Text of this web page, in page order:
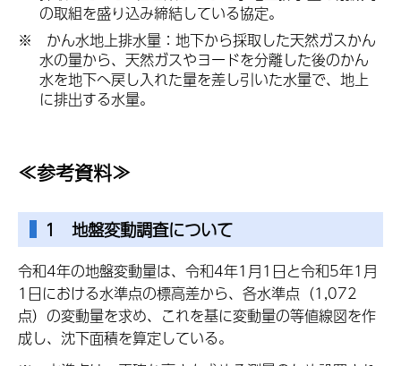
の取組を盛り込み締結している協定。
※ かん水地上排水量：地下から採取した天然ガスかん
水の量から、天然ガスやヨードを分離した後のかん
水を地下へ戻し入れた量を差し引いた水量で、地上
に排出する水量。
≪参考資料≫
1 地盤変動調査について
令和4年の地盤変動量は、令和4年1月1日と令和5年1月
1日における水準点の標高差から、各水準点（1,072
点）の変動量を求め、これを基に変動量の等値線図を作
成し、沈下面積を算定している。